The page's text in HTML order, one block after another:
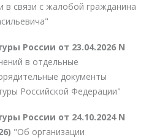
в связи с жалобой гражданина
России от 23.04.2026 N
в отдельные
документы
Российской Федерации"
России от 24.10.2024 N
"Об организации